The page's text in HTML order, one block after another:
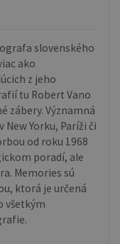
slovenského
ako
z jeho
tu Robert Vano
zábery. Významná
Yorku, Paríži či
od roku 1968
poradí, ale
Memories sú
ktorá je určená
všetkým